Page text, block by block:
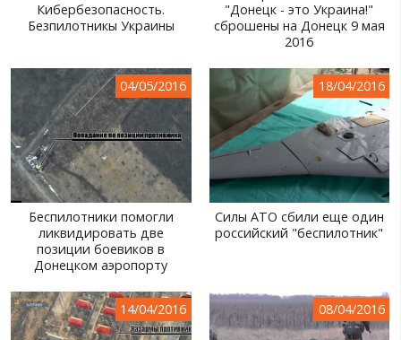
Кибербезопасность.
Безпилотникы Украины
"Донецк - это Украина!"
сброшены на Донецк 9 мая
2016
04/05/2016
Беспилотники помогли
ликвидировать две
позиции боевиков в
Донецком аэропорту
18/04/2016
Силы АТО сбили еще один
российский "беспилотник"
14/04/2016 08/04/2016